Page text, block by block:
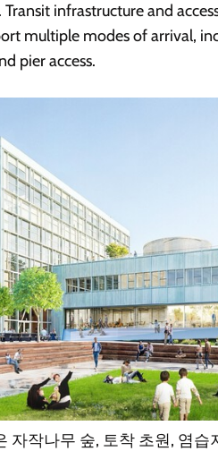
infrastructure and
multiple modes of arrival,
pier access.
자작나무 숲, 토착 초원, 염